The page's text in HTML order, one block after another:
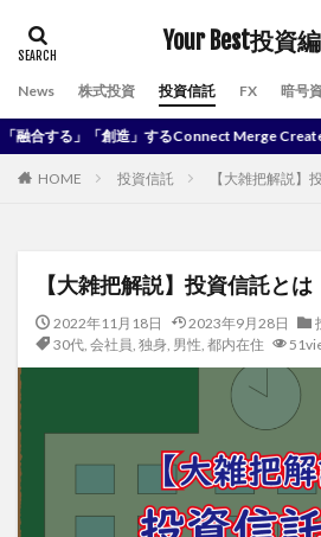
Your Best投資
News 株式投資 投資信託 FX 暗号
」「創造」するConnect Merge Create
HOME 投資信託 【大雑把解説】
【大雑把解説】投資信託とは
2022年11月18日 2023年9月28日
30代, 会社員, 独身, 男性, 都内在住